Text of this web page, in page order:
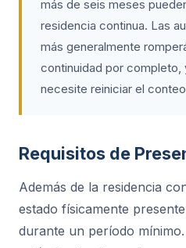
más de seis meses
residencia continua. Las
más generalmente
continuidad por completo,
necesite reiniciar el
Requisitos de
Además de la residencia
estado físicamente
durante un período